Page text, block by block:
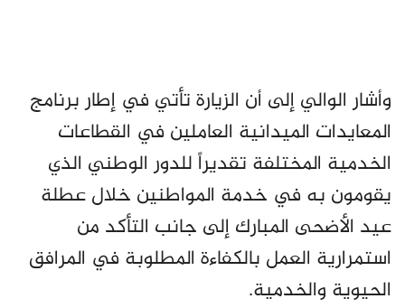
وأشار الوالي إلى أن الزيارة تأتي في إطار برنامج
المعايدات الميدانية العاملين في القطاعات
الخدمية المختلفة تقديراً للدور الوطني الذي
يقومون به في خدمة المواطنين خلال عطلة
عيد الأضحى المبارك إلى جانب التأكد من
استمرارية العمل بالكفاءة المطلوبة في المرافق
الحيوية والخدمية.